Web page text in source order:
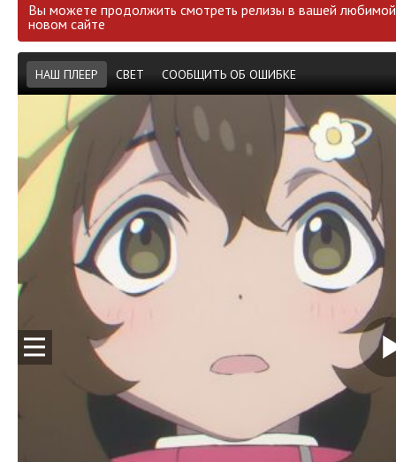
Вы можете продолжить смотреть релизы в вашей
новом сайте
НАШ ПЛЕЕР СВЕТ СООБЩИТЬ ОБ ОШИБКЕ